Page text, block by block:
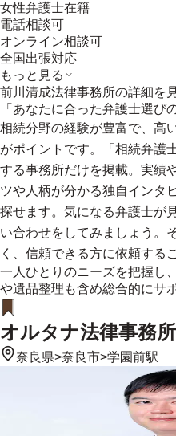
女性弁護士在籍
電話相談可
オンライン相談可
全国出張対応
もっと見る
前川清成法律事務所の詳細を
「あなたに合った弁護士選び
相続分野の経験が豊富で、高
がポイントです。「相続弁護
する事務所だけを掲載。実績
ツや人柄が分かる独自インタ
探せます。気になる弁護士が
い合わせをしてみましょう。
く、信頼できる方に依頼する
一人ひとりのニーズを把握し
や遺品整理も含め総合的にサ
オルタナ法律事務所
奈良県>奈良市>学園前駅